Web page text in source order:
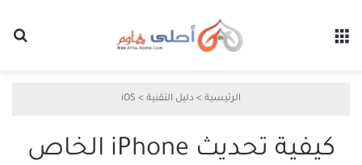
الرئيسية > دليل التقنية >
iOS
كيفية تحديث iPhone الخاص